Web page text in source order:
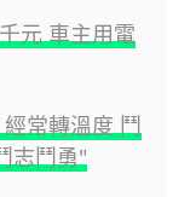
元 車主用電
常轉溫度 鬥
志鬥勇"